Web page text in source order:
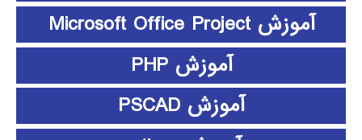
آموزش Microsoft Office Project
آموزش PHP
آموزش PSCAD